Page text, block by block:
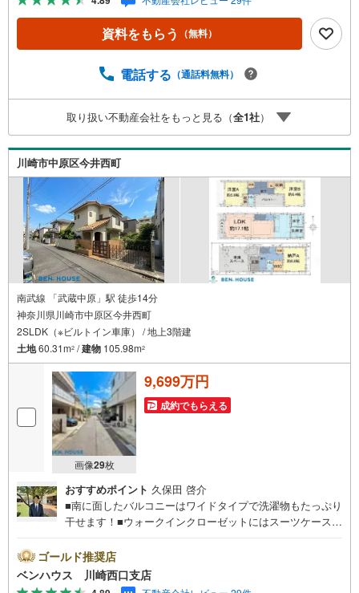
にご連絡下さい。その他にも・・・●「この物件以外にも何
件か一緒に物件を見てみたい」●「私はローンいくら借りら
れるのだろう？」●「買替えなので、自宅がいくらで売却で
な？」●「頭金は、どれくらいないと買えないの？」●「自
入はわからないことばかり・・・。ご安心ください!!お力に
なれる事がございましたら、誠心誠意 お手伝いをさせてい
ただきます。【ベンハウス】にお任せ下さい！
資料をもらう （無料）
電話する （通話料無料）
取り扱い不動産会社をもっと見る（全1社）
川崎市中原区今井西町
南武線 「武蔵中原」駅 徒歩14分
神奈川県川崎市中原区今井西町
2SLDK（※ビルトイン車庫） / 地上3階建
土地60.31m2 /建物 105.98m2
画像29枚
9,699万円
成約でもらえる
おすすめポイント 久保田 啓介
■南に面したバルコニーはワイドタイプで洗濯物もたっぷり
干せます！■ウォークインクローゼットにはスーツケースや
家事もはかどります ■ご見学をご希望のお客様、平日・休
日問わず ご対応させていただきます。■また、オンライン
案内・相談などにも対応しております。 どうぞ お気軽
ゴールド推奨店
ベンハウス 川崎西口支店